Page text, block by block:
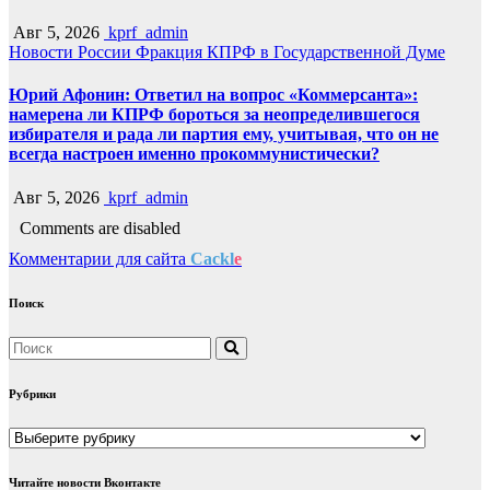
Авг 5, 2026 kprf_admin
Новости России Фракция КПРФ в Государственной Думе
Юрий Афонин: Ответил на вопрос «Коммерсанта»:
намерена ли КПРФ бороться за неопределившегося
избирателя и рада ли партия ему, учитывая, что он не
всегда настроен именно прокоммунистически?
Авг 5, 2026 kprf_admin
Comments are disabled
Комментарии для сайта Cackle
Поиск
Рубрики
Рубрики
Читайте новости Вконтакте